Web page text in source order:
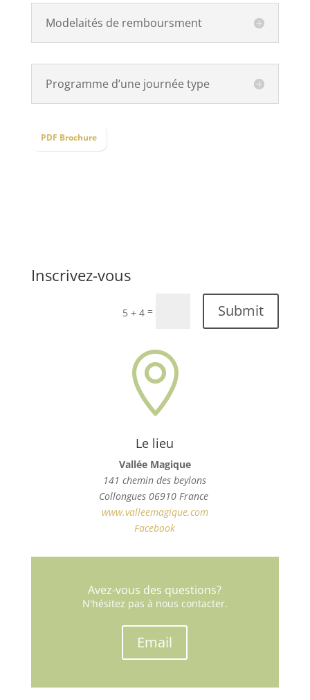
Modelaités de remboursment
Programme d’une journée type
PDF Brochure
Inscrivez-vous
5 + 4 = Submit

Le lieu
Vallée Magique
141 chemin des beylons
Collongues 06910 France
www.valleemagique.com
Facebook
Avez-vous des questions?
N'hésitez pas à nous contacter.
Email